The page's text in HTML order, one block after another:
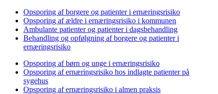
Opsporing af borgere og patienter i ernæringsrisiko
Opsporing af ældre i ernæringsrisiko i kommunen
Ambulante patienter og patienter i dagsbehandling
Behandling og opfølgning af borgere og patienter i
ernæringsrisiko
Opsporing af børn og unge i ernæringsrisiko
Opsporing af ernæringsrisiko hos indlagte patienter på
sygehus
Opsporing af ernæringsrisiko i almen praksis